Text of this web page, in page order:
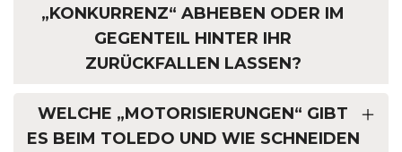
„KONKURRENZ“ ABHEBEN ODER IM
GEGENTEIL HINTER IHR
ZURÜCKFALLEN LASSEN?
WELCHE „MOTORISIERUNGEN“ GIBT
ES BEIM TOLEDO UND WIE SCHNEIDEN